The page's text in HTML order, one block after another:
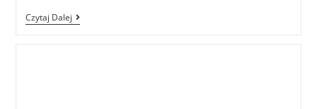
Czytaj Dalej